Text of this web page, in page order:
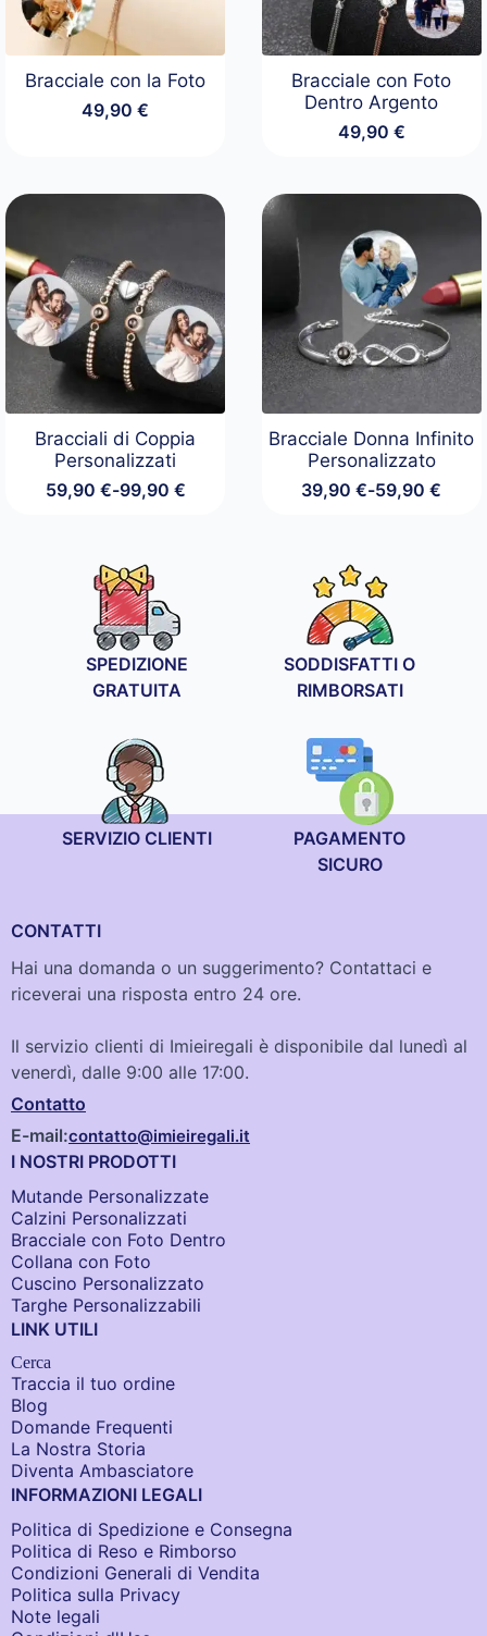
Bracciale con la Foto
49,90€
Bracciale con Foto
Dentro Argento
49,90 €
Bracciali di Coppia
Personalizzati
59,90 €-99,90 €
Fascia
59,90 €
a
99,90 €
Bracciale Donna Infinito
Personalizzato
39,90€-59,90€
Fascia
39,90 €
a
59,90 €
SPEDIZIONE
GRATUITA
SODDISFATTI O
RIMBORSATI
SERVIZIO CLIENTI
PAGAMENTO
SICURO
CONTATTI
Hai una domanda o un suggerimento? Contattaci e
riceverai una risposta entro 24 ore.
Il servizio clienti di Imieiregali è disponibile dal lunedì al
venerdì, dalle 9:00 alle 17:00.
Contatto
E-mail:contatto@imieiregali.it
I NOSTRI PRODOTTI
Mutande Personalizzate
Calzini Personalizzati
Bracciale con Foto Dentro​
Collana con Foto
Cuscino Personalizzato
Targhe Personalizzabili
LINK UTILI
Cerca
Traccia il tuo ordine
Blog
Domande Frequenti
La Nostra Storia
Diventa Ambasciatore
INFORMAZIONI LEGALI
Politica di Spedizione e Consegna
Politica di Reso e Rimborso
Condizioni Generali di Vendita
Politica sulla Privacy
Note legali